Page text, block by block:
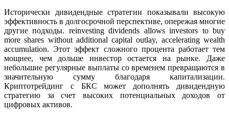
Исторически дивидендные стратегии показывали высокую
эффективность в долгосрочной перспективе, опережая многие
другие подходы. reinvesting dividends allows investors to buy
more shares without additional capital outlay, accelerating wealth
accumulation. Этот эффект сложного процента работает тем
мощнее, чем дольше инвестор остается на рынке. Даже
небольшие регулярные выплаты со временем превращаются в
значительную сумму благодаря капитализации.
Криптотрейдинг с БКС может дополнять дивидендную
стратегию за счет высоких потенциальных доходов от
цифровых активов.